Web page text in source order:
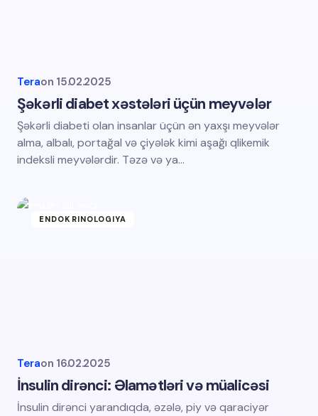
Teraon 15.02.2025
Şəkərli diabet xəstələri üçün meyvələr
Şəkərli diabeti olan insanlar üçün ən yaxşı meyvələr
alma, albalı, portağal və çiyələk kimi aşağı qlikemik
indeksli meyvələrdir. Təzə və ya…
ENDOKRINOLOGIYA
Teraon 16.02.2025
İnsulin dirənci: Əlamətləri və müalicəsi
İnsulin dirənci yarandıqda, əzələ, piy və qaraciyər